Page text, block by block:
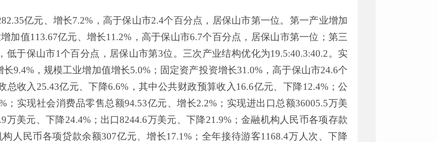
亿元、增长7.2% ，高于保山市2.4个百分点，居保山市第一位。第一产业增加
加值113.67亿元、增长11.2% ，高于保山市6.7个百分点，居保山市第一位；第三
，低于保山市1个百分点，居保山市第3位。三次产业结构优化为19.5:40.3:40.2。实
长9.4%，规模工业增加值增长5.0% ；固定资产投资增长31.0% ，高于保山市24.6个
总收入 25.43亿元、下降6.6% ，其中公共财政预算收入 16.6亿元、下降12.4%；公
；实现社会消费品零售总额94.53亿元、增长2.2% ；实现进出口总额36005.5万美
万美元、下降24.4%；出口8244.6万美元、下降21.9%；金融机构人民币各项存款
构人民币各项贷款余额307亿元、增长17.1% ；全年接待游客1168.4万人次、下降